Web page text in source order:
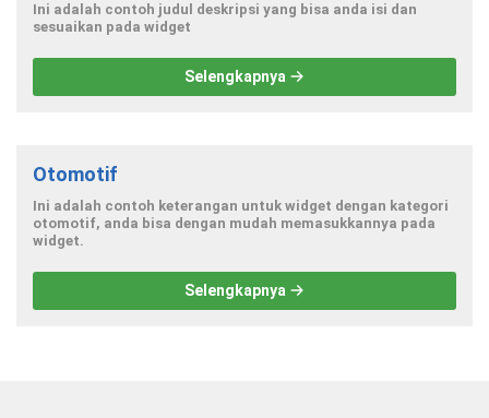
Ini adalah contoh judul deskripsi yang bisa anda isi dan
sesuaikan pada widget
Selengkapnya
Otomotif
Ini adalah contoh keterangan untuk widget dengan kategori
otomotif, anda bisa dengan mudah memasukkannya pada
widget.
Selengkapnya